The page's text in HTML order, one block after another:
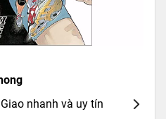
Giao nhanh và uy tín